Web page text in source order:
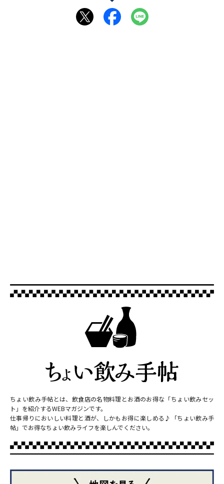
ちょい飲み手帖とは、飲食店の名物料理とお酒のお得な「ちょい飲みセッ
ト」を紹介するWEBマガジンです。
仕事帰りにおいしい料理と酒が、しかもお得に楽しめる♪「ちょい飲み手
帖」でお得なちょい飲みライフを楽しんでください。